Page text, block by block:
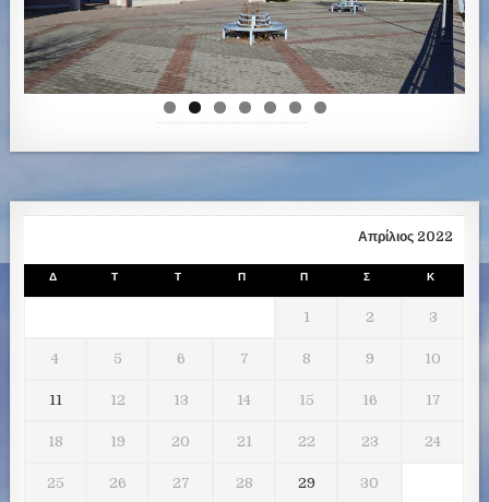
Απρίλιος 2022
Δ Τ Τ Π Π Σ Κ
1 2 3
4 5 6 7 8 9 10
11 12 13 14 15 16 17
18 19 20 21 22 23 24
25 26 27 28 29 30